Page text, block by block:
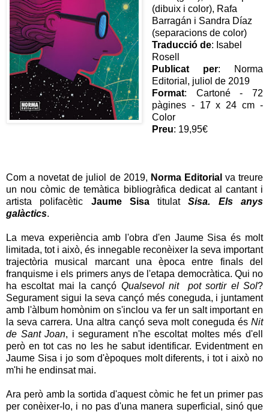
(dibuix i color), Rafa
Barragán i Sandra Díaz
(separacions de color)
Traducció de: Isabel
Rosell
Publicat per: Norma
Editorial, juliol de 2019
Format: Cartoné - 72
pàgines - 17 x 24 cm -
Color
Preu: 19,95€
Com a novetat de juliol de 2019, Norma Editorial va treure
un nou còmic de temàtica bibliogràfica dedicat al cantant i
artista polifacètic Jaume SisatitulatSisa. Els anys
galàctics.
La meva experiència amb l'obra d'en Jaume Sisa és molt
limitada, tot i això, és innegable reconèixer la seva important
trajectòria musical marcant una època entre finals del
franquisme i els primers anys de l'etapa democràtica. Qui no
ha escoltat mai la cançó Qualsevol nit pot sortir el Sol?
Segurament sigui la seva cançó més coneguda, i juntament
amb l'àlbum homònim on s'inclou va fer un salt important en
la seva carrera. Una altra cançó seva molt coneguda és Nit
de Sant Joan, i segurament n'he escoltat moltes més d'ell
però en tot cas no les he sabut identificar. Evidentment en
Jaume Sisa i jo som d'èpoques molt diferents, i tot i això no
m'hi he endinsat mai.
Ara però amb la sortida d'aquest còmic he fet un primer pas
per conèixer-lo, i no pas d'una manera superficial, sinó que